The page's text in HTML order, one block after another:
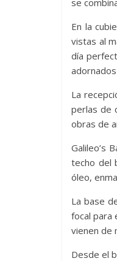
se
En la
vistas al
día
La
perlas de
obras de
Galileo’s
techo del
óleo,
La base
focal para
vienen de
Desde el